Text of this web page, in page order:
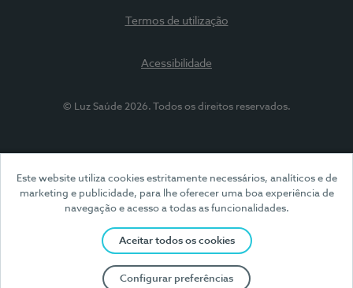
Este website utiliza cookies estritamente necessários, analíticos e de
marketing e publicidade, para lhe oferecer uma boa experiência de
navegação e acesso a todas as funcionalidades.
Aceitar todos os cookies
Configurar preferências
Termos de utilização
Acessibilidade
© Luz Saúde 2026. Todos os direitos reservados.